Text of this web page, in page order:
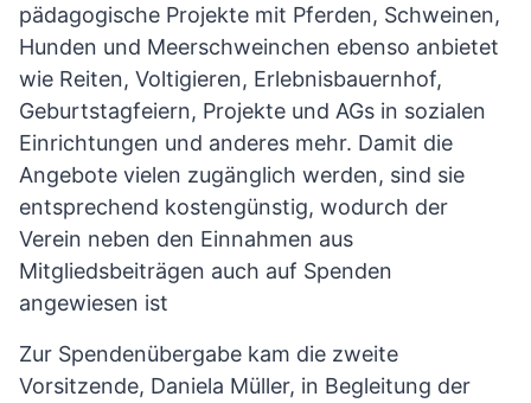
pädagogische Projekte mit Pferden, Schweinen,
Hunden und Meerschweinchen ebenso anbietet
wie Reiten, Voltigieren, Erlebnisbauernhof,
Geburtstagfeiern, Projekte und AGs in sozialen
Einrichtungen und anderes mehr. Damit die
Angebote vielen zugänglich werden, sind sie
entsprechend kostengünstig, wodurch der
Verein neben den Einnahmen aus
Mitgliedsbeiträgen auch auf Spenden
angewiesen ist
Zur Spendenübergabe kam die zweite
Vorsitzende, Daniela Müller, in Begleitung der